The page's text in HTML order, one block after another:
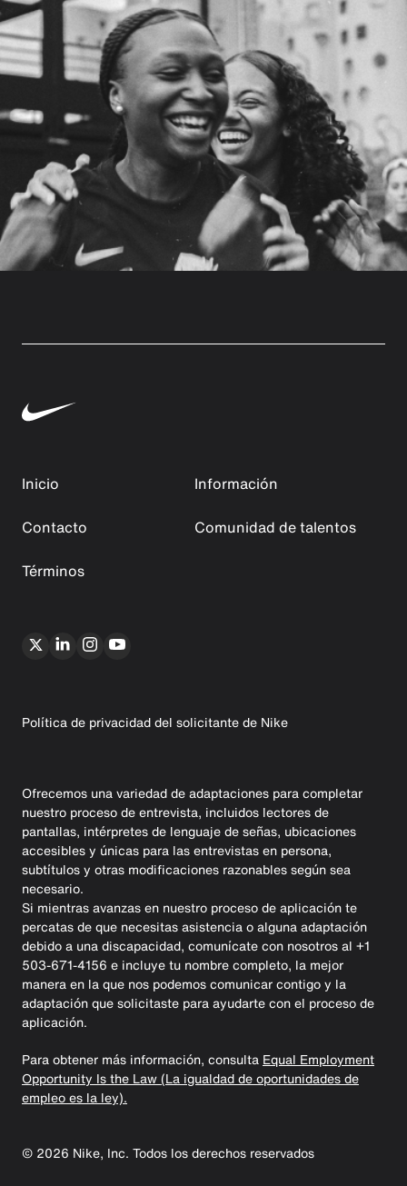
Inicio
Información
Contacto
Comunidad de talentos
Términos
Política de privacidad del solicitante de Nike
Ofrecemos una variedad de adaptaciones para completar
nuestro proceso de entrevista, incluidos lectores de
pantallas, intérpretes de lenguaje de señas, ubicaciones
accesibles y únicas para las entrevistas en persona,
subtítulos y otras modificaciones razonables según sea
necesario.
Si mientras avanzas en nuestro proceso de aplicación te
percatas de que necesitas asistencia o alguna adaptación
debido a una discapacidad, comunícate con nosotros al +1
503-671-4156 e incluye tu nombre completo, la mejor
manera en la que nos podemos comunicar contigo y la
adaptación que solicitaste para ayudarte con el proceso de
aplicación.
Para obtener más información, consulta Equal Employment
Opportunity Is the Law (La igualdad de oportunidades de
empleo es la ley).
© 2026 Nike, Inc. Todos los derechos reservados